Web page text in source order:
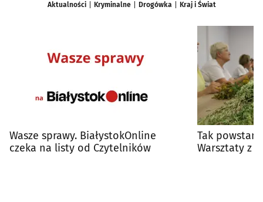
Aktualności Kryminalne Drogówka Kraj i Świat
Wasze sprawy. BiałystokOnline
czeka na listy od Czytelników
Tak
Warsztaty z